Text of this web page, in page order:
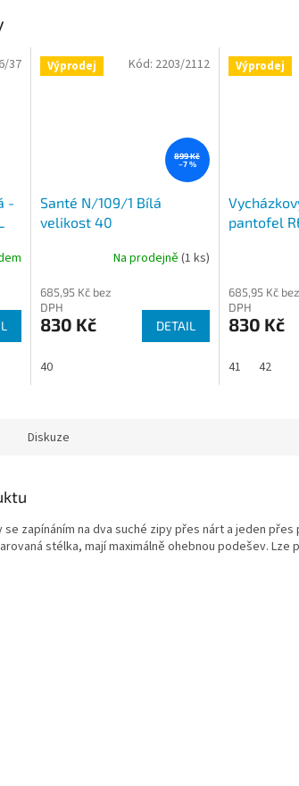
-
37 Výprodej
899 Kč
–7 %
Santé N/109/1 Bílá
velikost 40
Na prodejně (1 ks)
685,95 Kč bez
DPH
830 Kč DETAIL
40
Kód: 2203/2112 Výprodej
pantofel
685,95 Kč bez
DPH
830 Kč
41 42
Diskuze
zapínáním na dva suché zipy přes nárt a jeden přes
stélka, mají maximálně ohebnou podešev. Lze